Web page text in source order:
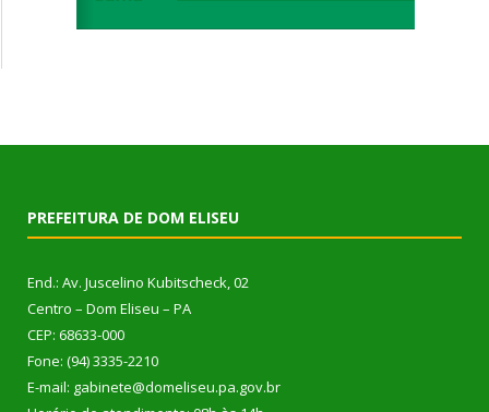
PREFEITURA DE DOM ELISEU
End.: Av. Juscelino Kubitscheck, 02
Centro – Dom Eliseu – PA
CEP: 68633-000
Fone: (94) 3335-2210
E-mail: gabinete@domeliseu.pa.gov.br